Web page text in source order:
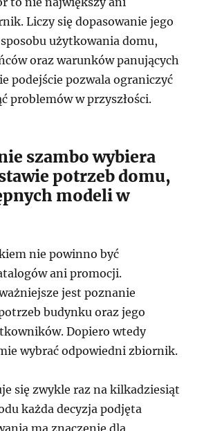
Liczy się dopasowanie jego
użytkowania domu,
oraz warunków panujących
podejście pozwala ograniczyć
problemów w przyszłości.
szambo wybiera
potrzeb domu,
modeli w
nie powinno być
ani promocji.
jest poznanie
budynku oraz jego
Dopiero wtedy
wybrać odpowiedni zbiornik.
się zwykle raz na kilkadziesiąt
każda decyzja podjęta